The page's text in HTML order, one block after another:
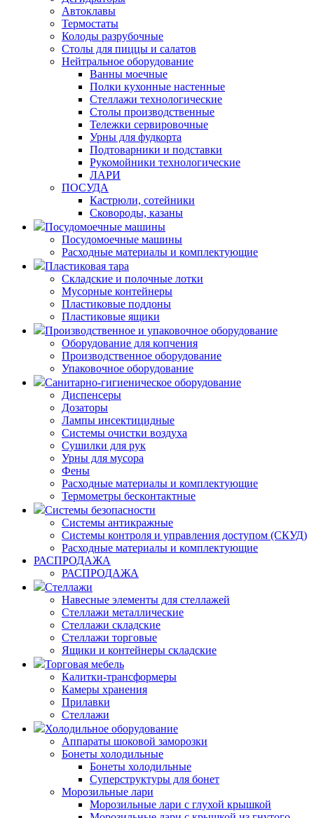
Автоклавы
Термостаты
Колоды разрубочные
Столы для пиццы и салатов
Нейтральное оборудование
Ванны моечные
Полки кухонные настенные
Стеллажи технологические
Столы производственные
Тележки сервировочные
Урны для фудкорта
Подтоварники и подставки
Рукомойники технологические
ЛАРИ
ПОСУДА
Кастрюли, сотейники
Сковороды, казаны
Посудомоечные машины
Посудомоечные машины
Расходные материалы и комплектующие
Пластиковая тара
Складские и полочные лотки
Мусорные контейнеры
Пластиковые поддоны
Пластиковые ящики
Производственное и упаковочное оборудование
Оборудование для копчения
Производственное оборудование
Упаковочное оборудование
Санитарно-гигиеническое оборудование
Диспенсеры
Дозаторы
Лампы инсектицидные
Системы очистки воздуха
Сушилки для рук
Урны для мусора
Фены
Расходные материалы и комплектующие
Термометры бесконтактные
Системы безопасности
Системы антикражные
Системы контроля и управления доступом (СКУД)
Расходные материалы и комплектующие
РАСПРОДАЖА
РАСПРОДАЖА
Стеллажи
Навесные элементы для стеллажей
Стеллажи металлические
Стеллажи складские
Стеллажи торговые
Ящики и контейнеры складские
Торговая мебель
Калитки-трансформеры
Камеры хранения
Прилавки
Стеллажи
Холодильное оборудование
Аппараты шоковой заморозки
Бонеты холодильные
Бонеты холодильные
Суперструктуры для бонет
Морозильные лари
Морозильные лари с глухой крышкой